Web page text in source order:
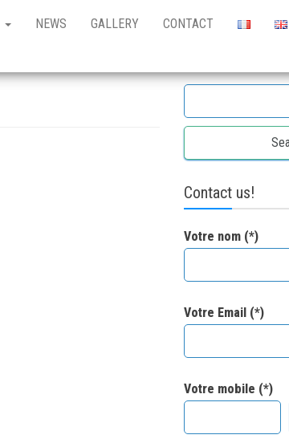
NEWS GALLERY CONTACT
Contact us!
Votre nom (*)
Votre Email (*)
Votre mobile (*)